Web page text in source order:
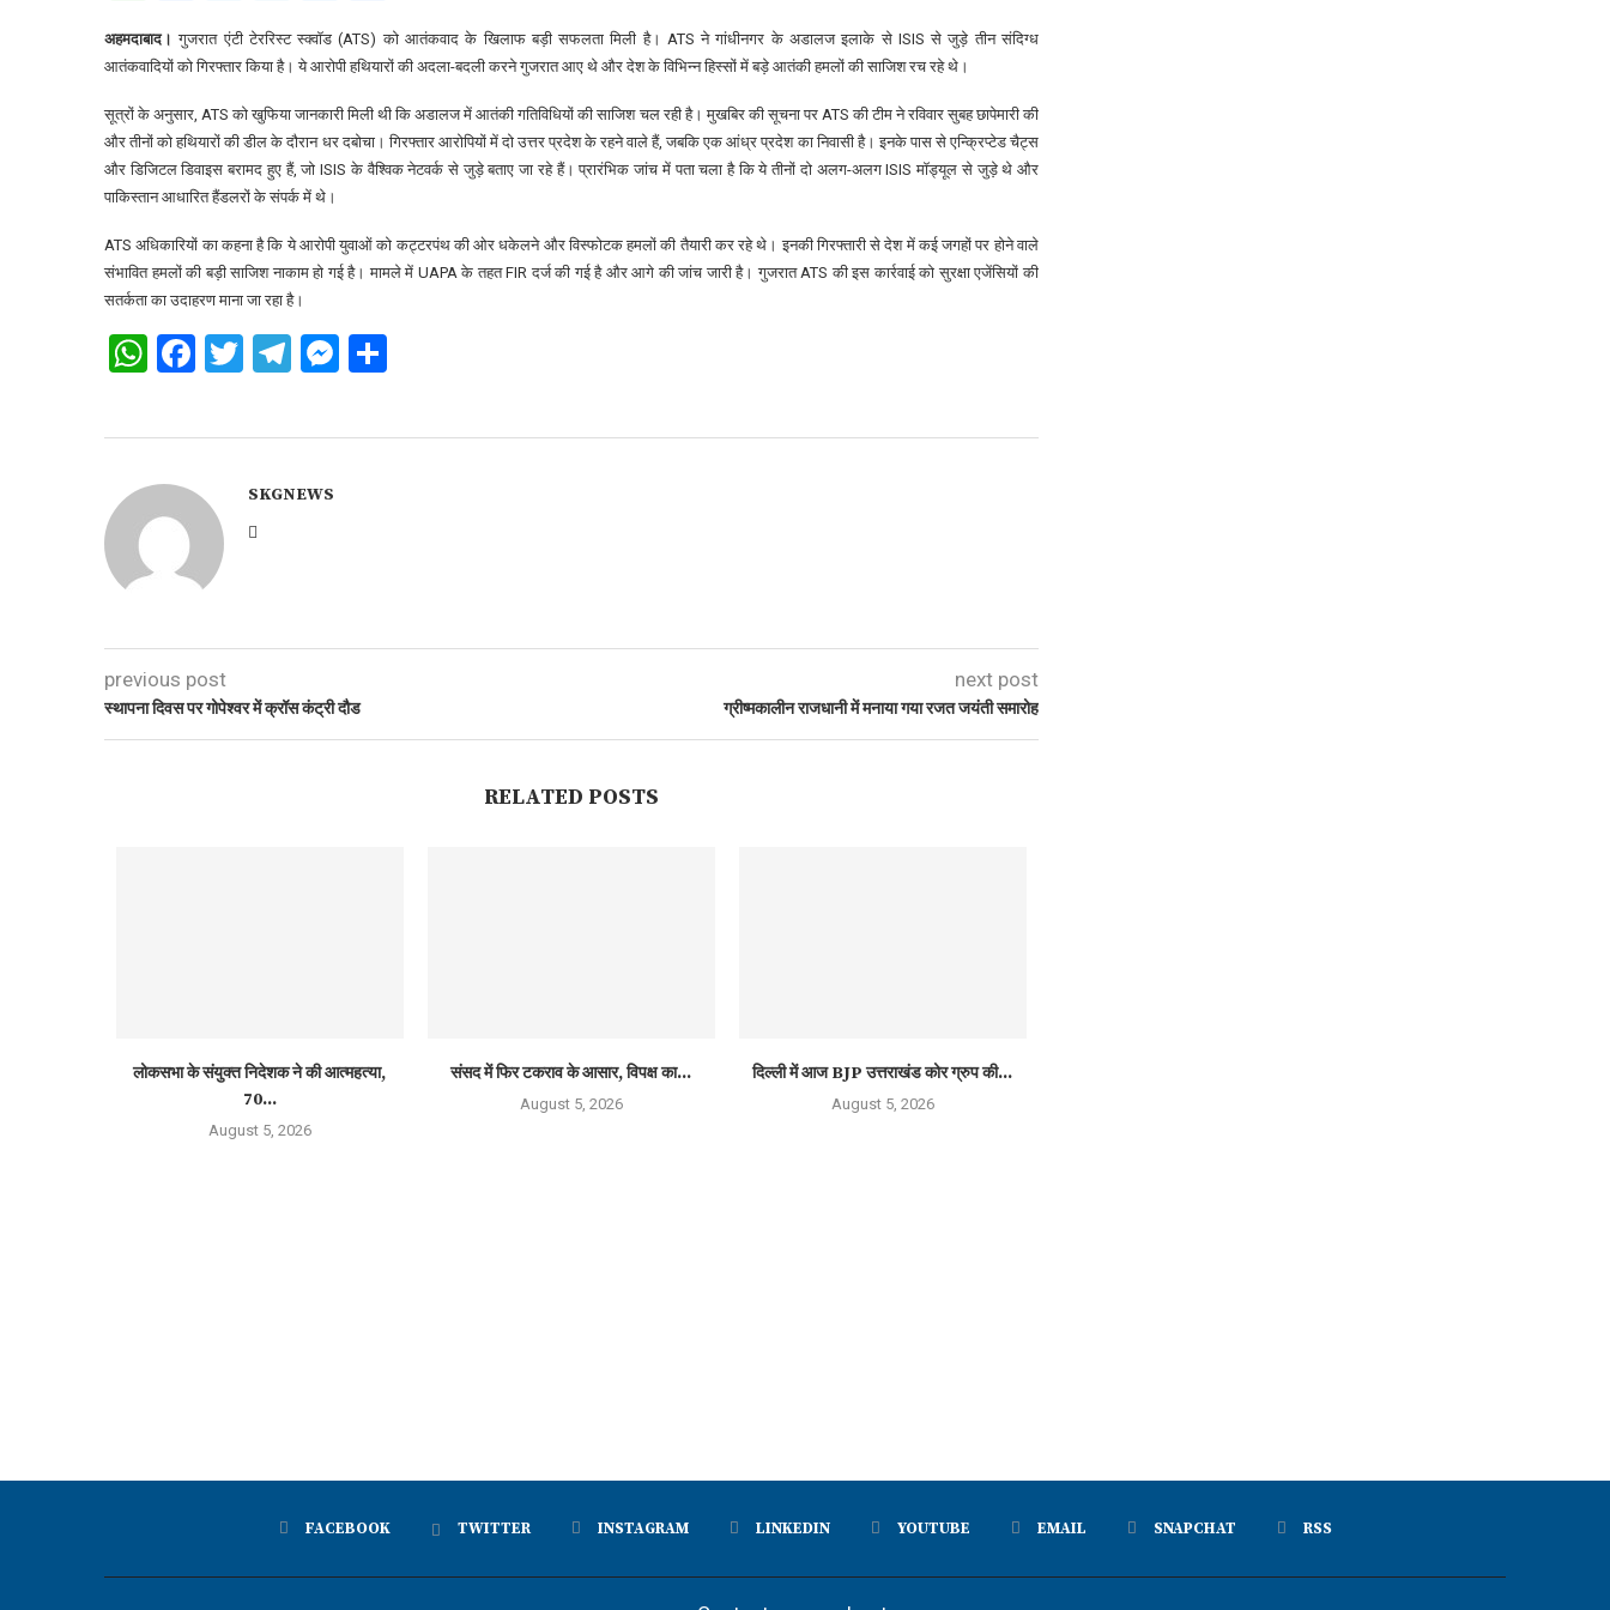
अहमदाबाद। गुजरात एंटी टेररिस्ट स्क्वॉड (ATS) को आतंकवाद के खिलाफ बड़ी सफलता मिली है। ATS ने गांधीनगर के अडालज इलाके से ISIS से जुड़े तीन संदिग्ध
आतंकवादियों को गिरफ्तार किया है। ये आरोपी हथियारों की अदला-बदली करने गुजरात आए थे और देश के विभिन्न हिस्सों में बड़े आतंकी हमलों की साजिश रच रहे थे।
सूत्रों के अनुसार, ATS को खुफिया जानकारी मिली थी कि अडालज में आतंकी गतिविधियों की साजिश चल रही है। मुखबिर की सूचना पर ATS की टीम ने रविवार सुबह छापेमारी की
और तीनों को हथियारों की डील के दौरान धर दबोचा। गिरफ्तार आरोपियों में दो उत्तर प्रदेश के रहने वाले हैं, जबकि एक आंध्र प्रदेश का निवासी है। इनके पास से एन्क्रिप्टेड चैट्स
और डिजिटल डिवाइस बरामद हुए हैं, जो ISIS के वैश्विक नेटवर्क से जुड़े बताए जा रहे हैं। प्रारंभिक जांच में पता चला है कि ये तीनों दो अलग-अलग ISIS मॉड्यूल से जुड़े थे और
पाकिस्तान आधारित हैंडलरों के संपर्क में थे।
ATS अधिकारियों का कहना है कि ये आरोपी युवाओं को कट्टरपंथ की ओर धकेलने और विस्फोटक हमलों की तैयारी कर रहे थे। इनकी गिरफ्तारी से देश में कई जगहों पर होने वाले
संभावित हमलों की बड़ी साजिश नाकाम हो गई है। मामले में UAPA के तहत FIR दर्ज की गई है और आगे की जांच जारी है। गुजरात ATS की इस कार्रवाई को सुरक्षा एजेंसियों की
सतर्कता का उदाहरण माना जा रहा है।
WhatsApp
Facebook
Twitter
Telegram
Messenger
SKGNEWS
previous post
स्थापना दिवस पर गोपेश्वर में क्रॉस कंट्री दौड
next post
ग्रीष्मकालीन राजधानी में मनाया गया रजत जयंती समारोह
RELATED POSTS
लोकसभा के संयुक्त निदेशक ने की आत्महत्या,
70...
August 5, 2026
संसद में फिर टकराव के आसार, विपक्ष का...
August 5, 2026
दिल्ली में आज BJP उत्तराखंड कोर ग्रुप की...
August 5, 2026
FACEBOOK TWITTER INSTAGRAM LINKEDIN YOUTUBE EMAIL SNAPCHAT RSS